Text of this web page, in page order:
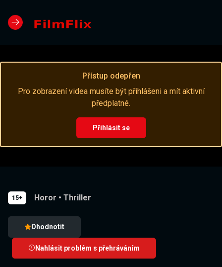
Přístup odepřen
Pro zobrazení videa musíte být přihlášeni a mít aktivní
předplatné.
Přihlásit se
15+ Horor • Thriller
Ohodnotit
Nahlásit problém s přehráváním